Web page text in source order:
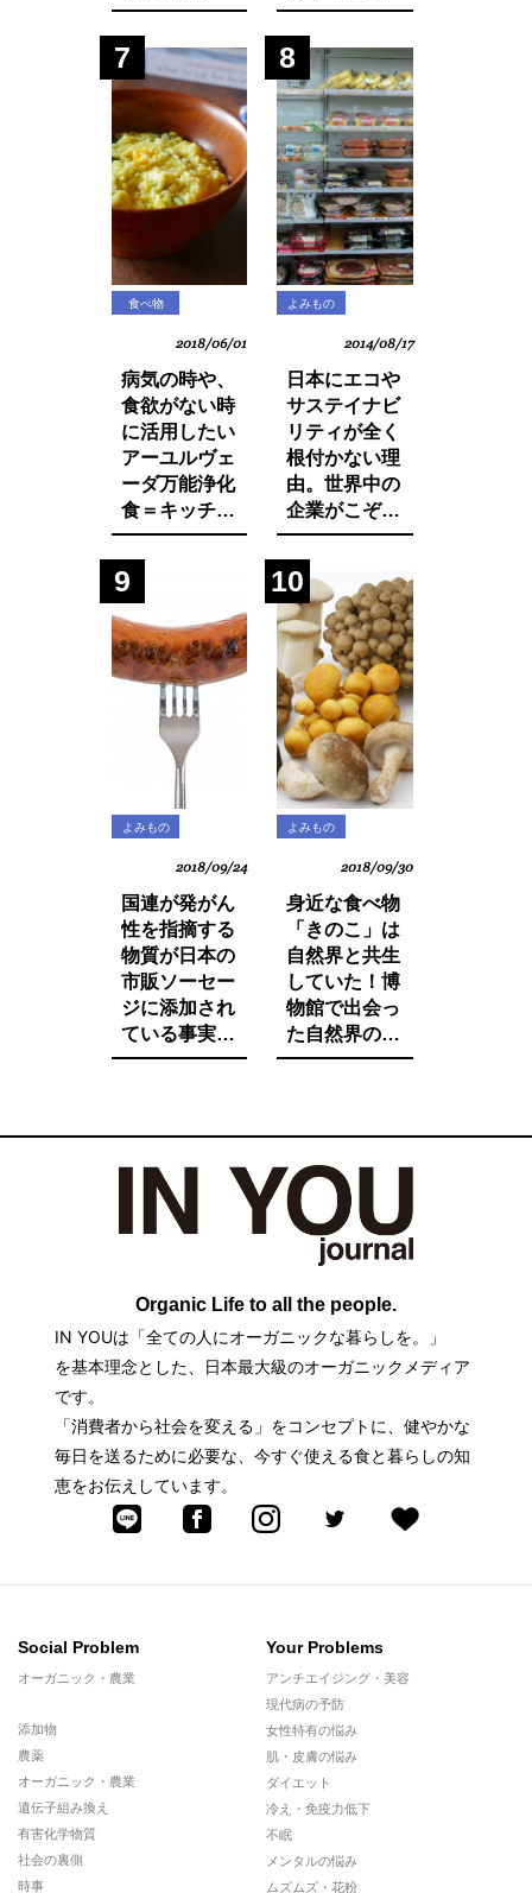
材でカラダを
養おう。
せないシリア
ルから大量の
発がん性物質
グリホサート
が検出！
7
食べ物
2018/06/01
病気の時や、
食欲がない時
に活用したい
アーユルヴェ
ーダ万能浄化
食＝キッチャ
リーの作り方
8
よみもの
2014/08/17
日本にエコや
サステイナビ
リティが全く
根付かない理
由。世界中の
企業がこぞっ
て取り組む
SDGsへの遅
れ。それは日
本人・日本企
業と政府の意
識の低さにあ
った！
9
よみもの
2018/09/24
国連が発がん
性を指摘する
物質が日本の
市販ソーセー
ジに添加され
ている事実を
ご存知です
子供に食べさ
せたくないそ
の中身とは。
10
よみもの
2018/09/30
身近な食べ物
「きのこ」は
自然界と共生
していた！博
物館で出会っ
た自然界の法
則と栄養価が
Organic Life to all the people.
IN YOUは「全ての人にオーガニックな暮らしを。」
を基本理念とした、日本最大級のオーガニックメディア
です。
「消費者から社会を変える」をコンセプトに、健やかな
毎日を送るために必要な、今すぐ使える食と暮らしの知
恵をお伝えしています。
Social Problem
オーガニック・農業
添加物
農薬
オーガニック・農業
遺伝子組み換え
有害化学物質
社会の裏側
時事
Your Problems
アンチエイジング・美容
現代病の予防
女性特有の悩み
肌・皮膚の悩み
ダイエット
冷え・免疫力低下
不眠
メンタルの悩み
ムズムズ・花粉